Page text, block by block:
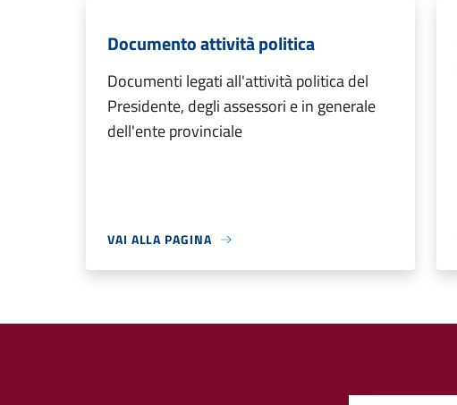
Documento attività politica
Documenti legati all'attività politica del
Presidente, degli assessori e in generale
dell'ente provinciale
VAI ALLA PAGINA